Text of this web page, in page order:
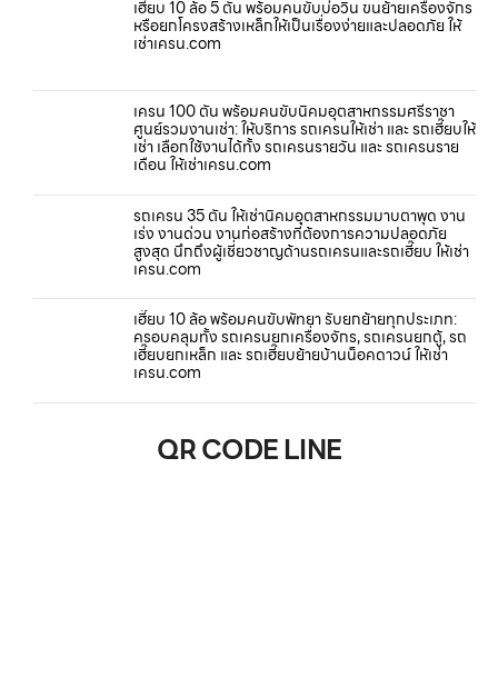
เฮี๊ยบ 10 ล้อ 5 ตัน พร้อมคนขับบ่อวิน ขนย้ายเครื่องจักร
หรือยกโครงสร้างเหล็กให้เป็นเรื่องง่ายและปลอดภัย ให้
เช่าเครน.com
เครน 100 ตัน พร้อมคนขับนิคมอุตสาหกรรมศรีราชา
ศูนย์รวมงานเช่า: ให้บริการ รถเครนให้เช่า และ รถเฮี๊ยบให้
เช่า เลือกใช้งานได้ทั้ง รถเครนรายวัน และ รถเครนราย
เดือน ให้เช่าเครน.com
รถเครน 35 ตัน ให้เช่านิคมอุตสาหกรรมมาบตาพุด งาน
เร่ง งานด่วน งานก่อสร้างที่ต้องการความปลอดภัย
สูงสุด นึกถึงผู้เชี่ยวชาญด้านรถเครนและรถเฮี๊ยบ ให้เช่า
เครน.com
เฮี๊ยบ 10 ล้อ พร้อมคนขับพัทยา รับยกย้ายทุกประเภท:
ครอบคลุมทั้ง รถเครนยกเครื่องจักร, รถเครนยกตู้, รถ
เฮี๊ยบยกเหล็ก และ รถเฮี๊ยบย้ายบ้านน็อคดาวน์ ให้เช่า
เครน.com
QR CODE LINE